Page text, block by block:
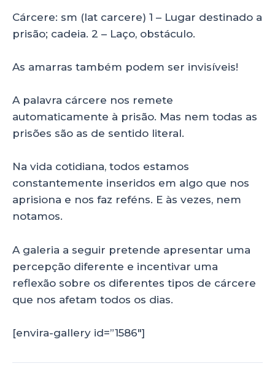
p
o
k
Cárcere: sm (lat carcere) 1 – Lugar destinado a
prisão; cadeia. 2 – Laço, obstáculo.
As amarras também podem ser invisíveis!
A palavra cárcere nos remete
automaticamente à prisão. Mas nem todas as
prisões são as de sentido literal.
Na vida cotidiana, todos estamos
constantemente inseridos em algo que nos
aprisiona e nos faz reféns. E às vezes, nem
notamos.
A galeria a seguir pretende apresentar uma
percepção diferente e incentivar uma
reflexão sobre os diferentes tipos de cárcere
que nos afetam todos os dias.
[envira-gallery id=”1586″]